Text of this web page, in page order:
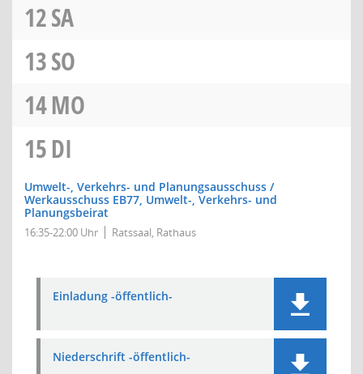
12SA
13SO
14MO
15DI
Umwelt-, Verkehrs- und Planungsausschuss /
Werkausschuss EB77, Umwelt-, Verkehrs- und
Planungsbeirat
16:35-22:00 Uhr Ratssaal, Rathaus
Einladung -öffentlich-
Niederschrift -öffentlich-